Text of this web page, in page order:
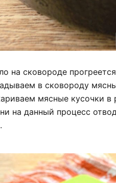
на сковороде
в сковороду
мясные кусочки в
на данный процесс